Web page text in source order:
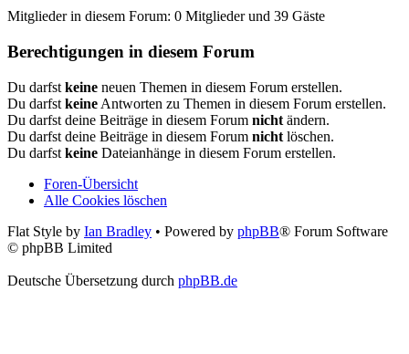
Mitglieder in diesem Forum: 0 Mitglieder und 39 Gäste
Berechtigungen in diesem Forum
Du darfst keine neuen Themen in diesem Forum erstellen.
Du darfst keine Antworten zu Themen in diesem Forum erstellen.
Du darfst deine Beiträge in diesem Forum nicht ändern.
Du darfst deine Beiträge in diesem Forum nicht löschen.
Du darfst keine Dateianhänge in diesem Forum erstellen.
Foren-Übersicht
Alle Cookies löschen
Flat Style by Ian Bradley • Powered by phpBB® Forum Software
© phpBB Limited
Deutsche Übersetzung durch phpBB.de